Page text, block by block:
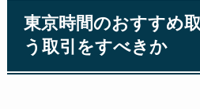
東京時間のおすすめ
う取引をすべきか